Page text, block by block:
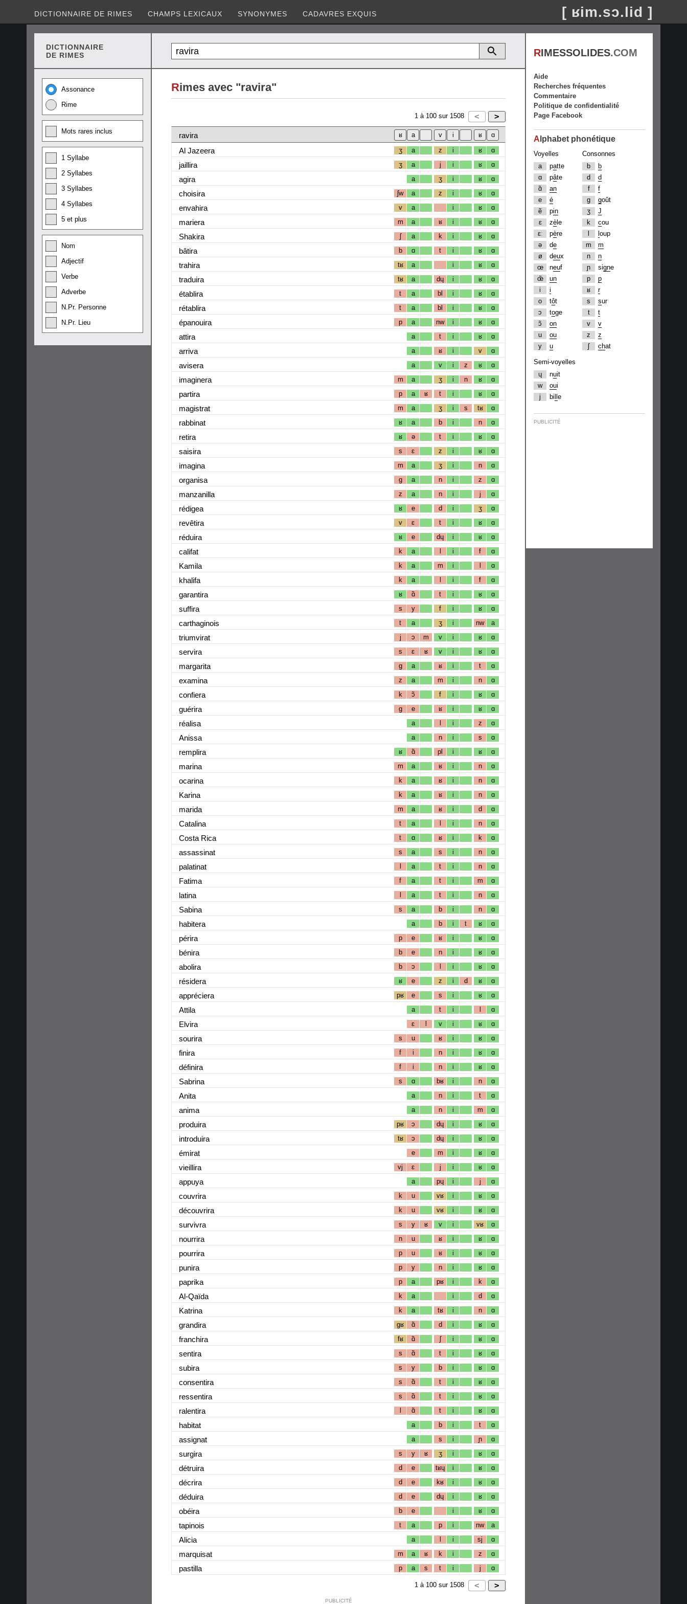
DICTIONNAIRE DE RIMES CHAMPS LEXICAUX SYNONYMES CADAVRES EXQUIS [ ʁim.sɔ.lid ]
DICTIONNAIRE
DE RIMES
Assonance
Rime
Mots rares inclus
1 Syllabe
2 Syllabes
3 Syllabes
4 Syllabes
5 et plus
Nom
Adjectif
Verbe
Adverbe
N.Pr. Personne
N.Pr. Lieu
Rimes avec "ravira"
1 à 100 sur 1508
ravira
Al Jazeera
ʒ a z i ʁ ɑ
jaillira ʒ a j i ʁ ɑ
agira a ʒ i ʁ ɑ
choisira ʃw a z i ʁ ɑ
envahira v a i ʁ ɑ
mariera m a ʁ i ʁ ɑ
Shakira ʃ a k i ʁ ɑ
bâtira b ɑ t i ʁ ɑ
trahira tʁ a i ʁ ɑ
traduira tʁ a dɥ i ʁ ɑ
établira t a bl i ʁ ɑ
rétablira t a bl i ʁ ɑ
épanouira p a nw i ʁ ɑ
attira a t i ʁ ɑ
arriva a ʁ i v ɑ
avisera a v i z ʁ ɑ
imaginera m a ʒ i n ʁ ɑ
partira p a ʁ t i ʁ ɑ
magistrat m a ʒ i s tʁ ɑ
rabbinat ʁ a b i n ɑ
retira ʁ ə t i ʁ ɑ
saisira s ɛ z i ʁ ɑ
imagina m a ʒ i n ɑ
organisa g a n i z ɑ
manzanilla z a n i j ɑ
rédigea ʁ e d i ʒ ɑ
revêtira v ɛ t i ʁ ɑ
réduira ʁ e dɥ i ʁ ɑ
califat k a l i f ɑ
Kamila k a m i l ɑ
khalifa k a l i f ɑ
garantira ʁ ɑ̃ t i ʁ ɑ
suffira s y f i ʁ ɑ
carthaginois t a ʒ i nw a
triumvirat j ɔ m v i ʁ ɑ
servira s ɛ ʁ v i ʁ ɑ
margarita g a ʁ i t ɑ
examina z a m i n ɑ
confiera k ɔ̃ f i ʁ ɑ
guérira g e ʁ i ʁ ɑ
réalisa a l i z ɑ
Anissa a n i s ɑ
remplira ʁ ɑ̃ pl i ʁ ɑ
marina m a ʁ i n ɑ
ocarina k a ʁ i n ɑ
Karina k a ʁ i n ɑ
marida m a ʁ i d ɑ
Catalina t a l i n ɑ
Costa Rica t ɑ ʁ i k ɑ
assassinat s a s i n ɑ
palatinat l a t i n ɑ
Fatima f a t i m ɑ
latina l a t i n ɑ
Sabina s a b i n ɑ
habitera a b i t ʁ ɑ
périra p e ʁ i ʁ ɑ
bénira b e n i ʁ ɑ
abolira b ɔ l i ʁ ɑ
résidera ʁ e z i d ʁ ɑ
appréciera pʁ e s i ʁ ɑ
Attila a t i l ɑ
Elvira ɛ l v i ʁ ɑ
sourira s u ʁ i ʁ ɑ
finira f i n i ʁ ɑ
définira f i n i ʁ ɑ
Sabrina s ɑ bʁ i n ɑ
Anita a n i t ɑ
anima a n i m ɑ
produira pʁ ɔ dɥ i ʁ ɑ
introduira tʁ ɔ dɥ i ʁ ɑ
émirat e m i ʁ ɑ
vieillira vj ɛ j i ʁ ɑ
appuya a pɥ i j ɑ
couvrira k u vʁ i ʁ ɑ
découvrira k u vʁ i ʁ ɑ
survivra s y ʁ v i vʁ ɑ
nourrira n u ʁ i ʁ ɑ
pourrira p u ʁ i ʁ ɑ
punira p y n i ʁ ɑ
paprika p a pʁ i k ɑ
Al-Qaïda k a i d ɑ
Katrina k a tʁ i n ɑ
grandira gʁ ɑ̃ d i ʁ ɑ
franchira fʁ ɑ̃ ʃ i ʁ ɑ
sentira s ɑ̃ t i ʁ ɑ
subira s y b i ʁ ɑ
consentira s ɑ̃ t i ʁ ɑ
ressentira s ɑ̃ t i ʁ ɑ
ralentira l ɑ̃ t i ʁ ɑ
habitat a b i t ɑ
assignat a s i ɲ ɑ
surgira s y ʁ ʒ i ʁ ɑ
détruira d e tʁɥ i ʁ ɑ
décrira d e kʁ i ʁ ɑ
déduira d e dɥ i ʁ ɑ
obéira b e i ʁ ɑ
tapinois t a p i nw a
Alicia a l i sj ɑ
marquisat m a ʁ k i z ɑ
pastilla p a s t i j ɑ
1 à 100 sur 1508
PUBLICITÉ
RIMESSOLIDES.COM
Aide
Recherches fréquentes
Commentaire
Politique de confidentialité
Page Facebook
A lphabet phonétique
Voyelles
a
patte
ɑ
pâte
ɑ̃
an
e
é
ẽ
pin
ɛ
zè le
ɛː
père
ə
de
ø
deux
œ
neuf
œ̃
un
i
i
o
tôt
ɔ
toge
ɔ̃
on
u
ou
y
u
Consonnes
b
b
d
d
f
f
g
goût
ʒ
J
k
cou
oup
m
m
n
n
ɲ
signe
p
p
ʁ
r
s
sur
t
t
v
v
z
z
ʃ
chat
Semi-voyelles
ɥ
nuit
w
oui
j
bi e
PUBLICITÉ